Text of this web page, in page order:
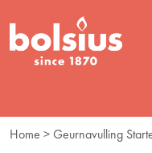
Home > Geurnavulling